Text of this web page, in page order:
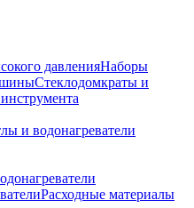
давленияНаборы
Стеклодомкраты и
Расходные материалы